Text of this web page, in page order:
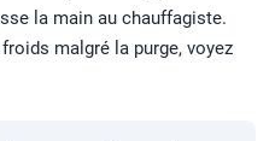
la main au chauffagiste.
malgré la purge, voyez